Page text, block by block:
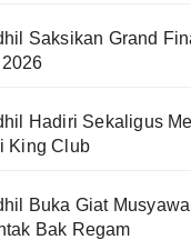
Saksikan Grand
Hadiri Sekaligus
King Club
Buka Giat
Bak Regam